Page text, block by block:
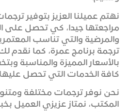
نهتم عميلنا العزيز بتوفير
مراجعتها جيدا، كي تحصل على
والمرضية والتي تناسب
ترجمة برنامج عمرة، كما نقدم
بالأسعار المميزة والمناسبة
كافة الخدمات التي تحصل
نحن نوفر ترجمات مختلفة
المكتب، نمتاز عزيزي العميل